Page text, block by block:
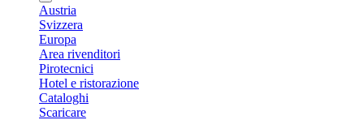
Austria
Svizzera
Europa
Area rivenditori
Pirotecnici
Hotel e ristorazione
Cataloghi
Scaricare